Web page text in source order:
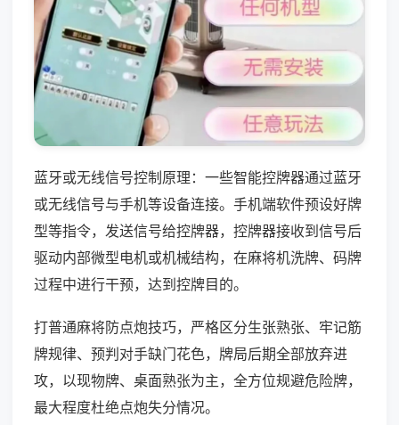
蓝牙或无线信号控制原理：一些智能控牌器通过蓝牙
或无线信号与手机等设备连接。手机端软件预设好牌
型等指令，发送信号给控牌器，控牌器接收到信号后
驱动内部微型电机或机械结构，在麻将机洗牌、码牌
过程中进行干预，达到控牌目的。
打普通麻将防点炮技巧，严格区分生张熟张、牢记筋
牌规律、预判对手缺门花色，牌局后期全部放弃进
攻，以现物牌、桌面熟张为主，全方位规避危险牌，
最大程度杜绝点炮失分情况。